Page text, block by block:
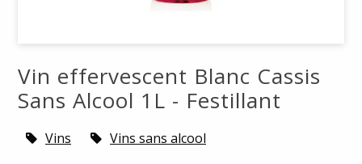
Vin effervescent Blanc Cassis
Sans Alcool 1L - Festillant
Vins Vins sans alcool